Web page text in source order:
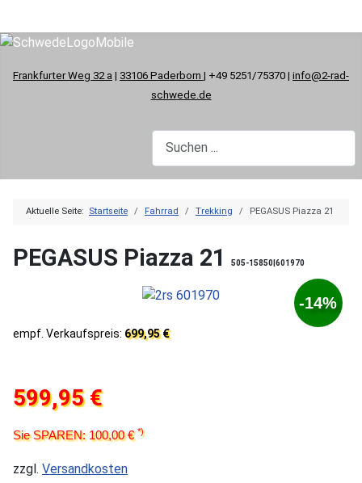
Frankfurter Weg 32 a | 33106 Paderborn | +49 5251/75370 | info@2-rad-
schwede.de
Aktuelle Seite: Startseite Fahrrad Trekking PEGASUS Piazza 21
PEGASUS Piazza 21 505-15850|601970
-14%
empf. Verkaufspreis: 699,95 €
599,95 €
Sie SPAREN: 100,00 €*)
zzgl. Versandkosten